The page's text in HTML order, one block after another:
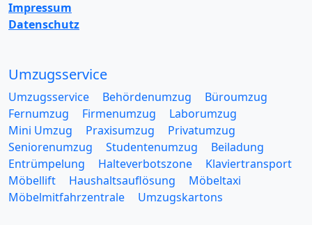
Impressum
Datenschutz
Umzugsservice
Umzugsservice Behördenumzug
Büroumzug
Fernumzug
Firmenumzug
Laborumzug
Mini Umzug
Praxisumzug
Privatumzug
Seniorenumzug
Studentenumzug
Beiladung
Entrümpelung
Halteverbotszone
Klaviertransport
Möbellift
Haushaltsauflösung
Möbeltaxi
Möbelmitfahrzentrale
Umzugskartons